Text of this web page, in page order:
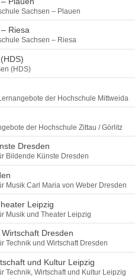
Sachsen – Plauen
Riesa
Sachsen – Riesa
(HDS)
der Hochschule Mittweida
der Hochschule Zittau / Görlitz
Dresden
Bildende Künste Dresden
Musik Carl Maria von Weber Dresden
Leipzig
Musik und Theater Leipzig
Dresden
Technik und Wirtschaft Dresden
und Kultur Leipzig
Technik, Wirtschaft und Kultur Leipzig